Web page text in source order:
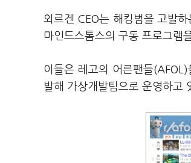
외르겐 CEO는 해킹범을 고발
마인드스톰스의 구동 프로그램
이들은 레고의 어른팬들
발해 가상개발팀으로 운영하고